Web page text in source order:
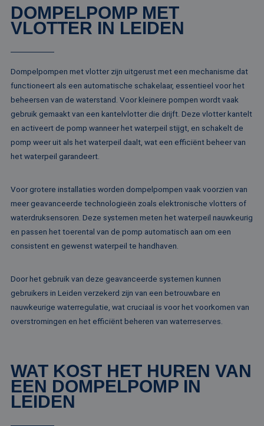
DOMPELPOMP MET
VLOTTER IN LEIDEN
Dompelpompen met vlotter zijn uitgerust met een mechanisme dat
functioneert als een automatische schakelaar, essentieel voor het
beheersen van de waterstand. Voor kleinere pompen wordt vaak
gebruik gemaakt van een kantelvlotter die drijft. Deze vlotter kantelt
en activeert de pomp wanneer het waterpeil stijgt, en schakelt de
pomp weer uit als het waterpeil daalt, wat een efficiënt beheer van
het waterpeil garandeert.
Voor grotere installaties worden dompelpompen vaak voorzien van
meer geavanceerde technologieën zoals elektronische vlotters of
waterdruksensoren. Deze systemen meten het waterpeil nauwkeurig
en passen het toerental van de pomp automatisch aan om een
consistent en gewenst waterpeil te handhaven.
Door het gebruik van deze geavanceerde systemen kunnen
gebruikers in Leiden verzekerd zijn van een betrouwbare en
nauwkeurige waterregulatie, wat cruciaal is voor het voorkomen van
overstromingen en het efficiënt beheren van waterreserves.
WAT KOST HET HUREN VAN
EEN DOMPELPOMP IN
LEIDEN
MR
Microsoft
Corporation
1 week
IDE
Google LLC
1 jaar
Deze cookie
ingesteld door
Doubleclick en
hoe de
de website
en over eventuele
advertenties die
test_cookie
Google LLC
.doubleclick.net
15 minuten
Deze cookie
geplaatst door
DoubleClick
(eigendom van
Google) om te
bepalen of de
MR
Corporation
.c.bing.com
MSN 1st party
die we
het gebruik van
website voor
website gebruikt
over eventuele